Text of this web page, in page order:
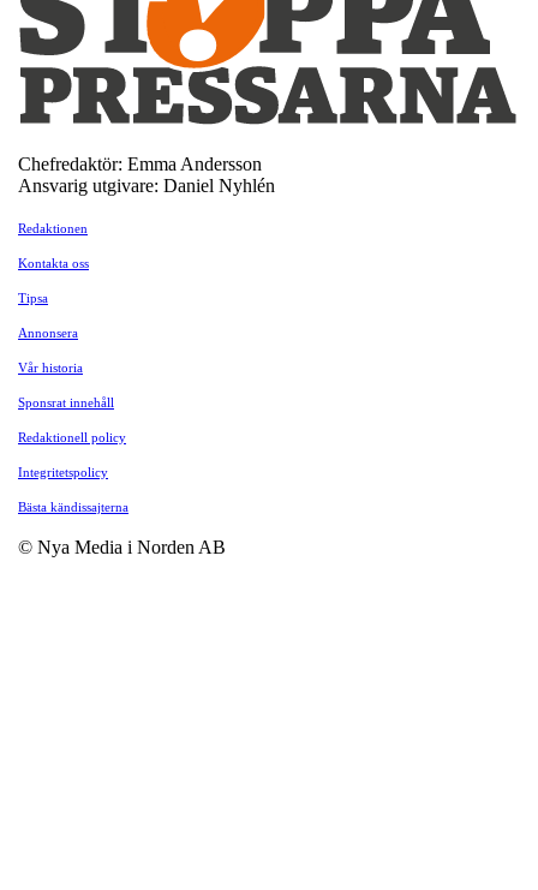
Chefredaktör: Emma Andersson
Ansvarig utgivare: Daniel Nyhlén
Redaktionen
Kontakta oss
Tipsa
Annonsera
Vår historia
Sponsrat innehåll
Redaktionell policy
Integritetspolicy
Bästa kändissajterna
© Nya Media i Norden AB